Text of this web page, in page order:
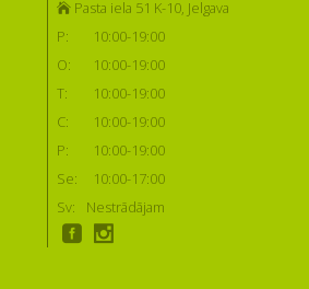
Pasta iela 51 K-10, Jelgava
P:
10:00-19:00
O:
10:00-19:00
T:
10:00-19:00
C:
10:00-19:00
P:
10:00-19:00
Se:
10:00-17:00
Sv:
Nestrādājam